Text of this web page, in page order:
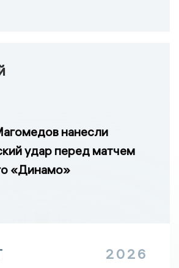
нанесли
удар перед матчем
«Динамо»
2026